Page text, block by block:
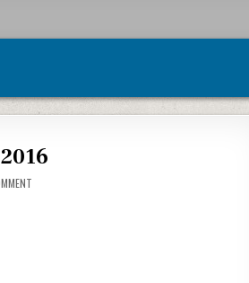
ON SEMARANG GREAT SALE 2016